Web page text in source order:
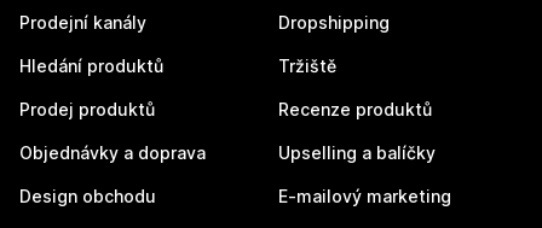
Prodejní kanály
Hledání produktů
Prodej produktů
Objednávky a doprava
Design obchodu
Dropshipping
Tržiště
Recenze produktů
Upselling a balíčky
E-mailový marketing